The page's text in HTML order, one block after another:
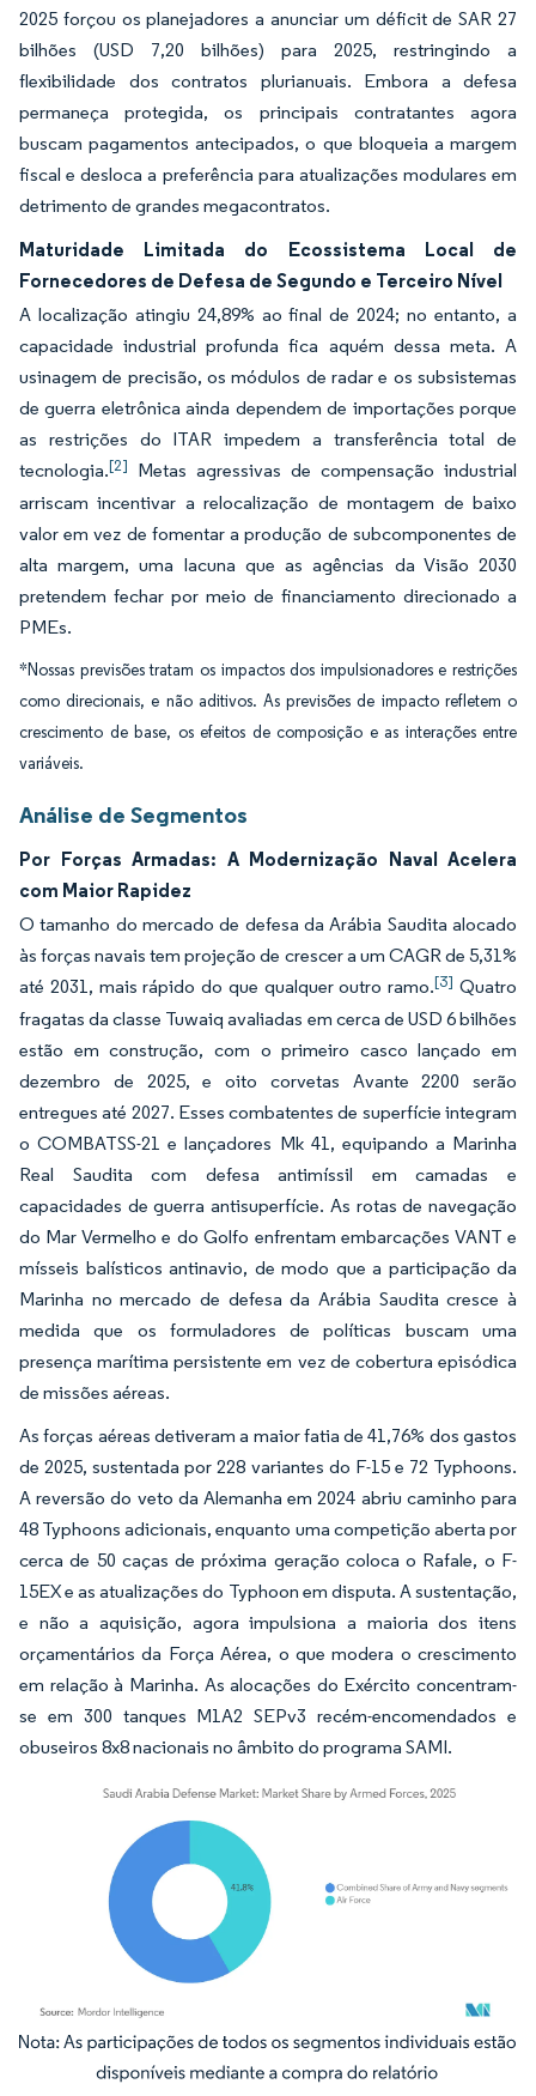
2025 forçou os planejadores a anunciar um déficit de SAR 27
bilhões (USD 7,20 bilhões) para 2025, restringindo a
flexibilidade dos contratos plurianuais. Embora a defesa
permaneça protegida, os principais contratantes agora
buscam pagamentos antecipados, o que bloqueia a margem
fiscal e desloca a preferência para atualizações modulares em
detrimento de grandes megacontratos.
Maturidade Limitada do Ecossistema Local de
Fornecedores de Defesa de Segundo e Terceiro Nível
A localização atingiu 24,89% ao final de 2024; no entanto, a
capacidade industrial profunda fica aquém dessa meta. A
usinagem de precisão, os módulos de radar e os subsistemas
de guerra eletrônica ainda dependem de importações porque
as restrições do ITAR impedem a transferência total de
tecnologia.[2] Metas agressivas de compensação industrial
arriscam incentivar a relocalização de montagem de baixo
valor em vez de fomentar a produção de subcomponentes de
alta margem, uma lacuna que as agências da Visão 2030
pretendem fechar por meio de financiamento direcionado a
PMEs.
*Nossas previsões tratam os impactos dos impulsionadores e restrições
como direcionais, e não aditivos. As previsões de impacto refletem o
crescimento de base, os efeitos de composição e as interações entre
variáveis.
Análise de Segmentos
Por Forças Armadas: A Modernização Naval Acelera
com Maior Rapidez
O tamanho do mercado de defesa da Arábia Saudita alocado
às forças navais tem projeção de crescer a um CAGR de 5,31%
até 2031, mais rápido do que qualquer outro ramo.[3] Quatro
fragatas da classe Tuwaiq avaliadas em cerca de USD 6 bilhões
estão em construção, com o primeiro casco lançado em
dezembro de 2025, e oito corvetas Avante 2200 serão
entregues até 2027. Esses combatentes de superfície integram
o COMBATSS-21 e lançadores Mk 41, equipando a Marinha
Real Saudita com defesa antimíssil em camadas e
capacidades de guerra antisuperfície. As rotas de navegação
do Mar Vermelho e do Golfo enfrentam embarcações VANT e
mísseis balísticos antinavio, de modo que a participação da
Marinha no mercado de defesa da Arábia Saudita cresce à
medida que os formuladores de políticas buscam uma
presença marítima persistente em vez de cobertura episódica
de missões aéreas.
As forças aéreas detiveram a maior fatia de 41,76% dos gastos
de 2025, sustentada por 228 variantes do F-15 e 72 Typhoons.
A reversão do veto da Alemanha em 2024 abriu caminho para
48 Typhoons adicionais, enquanto uma competição aberta por
cerca de 50 caças de próxima geração coloca o Rafale, o F-
15EX e as atualizações do Typhoon em disputa. A sustentação,
e não a aquisição, agora impulsiona a maioria dos itens
orçamentários da Força Aérea, o que modera o crescimento
em relação à Marinha. As alocações do Exército concentram-
se em 300 tanques M1A2 SEPv3 recém-encomendados e
obuseiros 8x8 nacionais no âmbito do programa SAMI.
Imagem © Mordor Intelligence. O reuso requer atribuição conforme CC BY 4.0.